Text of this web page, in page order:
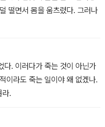
일 수 있는 이유가 여기에 있다.
떨면서 몸을 움츠렸다. 그러나
다. 이러다가 죽는 것이 아닌가
이라도 죽는 일이야 왜 없겠나.
라.